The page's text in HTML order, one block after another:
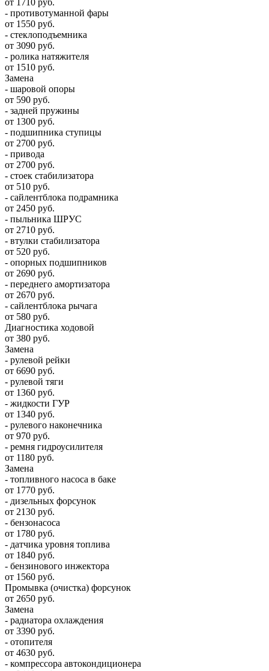
- противотуманной фары
от 1550 руб.
- стеклоподъемника
от 3090 руб.
- ролика натяжителя
от 1510 руб.
Замена
- шаровой опоры
от 590 руб.
- задней пружины
от 1300 руб.
- подшипника ступицы
от 2700 руб.
- привода
от 2700 руб.
- стоек стабилизатора
от 510 руб.
- сайлентблока подрамника
от 2450 руб.
- пыльника ШРУС
от 2710 руб.
- втулки стабилизатора
от 520 руб.
- опорных подшипников
от 2690 руб.
- переднего амортизатора
от 2670 руб.
- сайлентблока рычага
от 580 руб.
Диагностика ходовой
от 380 руб.
Замена
- рулевой рейки
от 6690 руб.
- рулевой тяги
от 1360 руб.
- жидкости ГУР
от 1340 руб.
- рулевого наконечника
от 970 руб.
- ремня гидроусилителя
от 1180 руб.
Замена
- топливного насоса в баке
от 1770 руб.
- дизельных форсунок
от 2130 руб.
- бензонасоса
от 1780 руб.
- датчика уровня топлива
от 1840 руб.
- бензинового инжектора
от 1560 руб.
Промывка (очистка) форсунок
от 2650 руб.
Замена
- радиатора охлаждения
от 3390 руб.
- отопителя
от 4630 руб.
- компрессора автокондиционера